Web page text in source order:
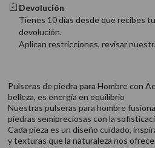
Devolución
Tienes 10 días desde que recibes
devolución.
Aplican restricciones, revisar
Pulseras de piedra para Hombre con
belleza, es energía en equilibrio
Nuestras pulseras para hombre
piedras semipreciosas con la
Cada pieza es un diseño cuidado,
y texturas que la naturaleza nos